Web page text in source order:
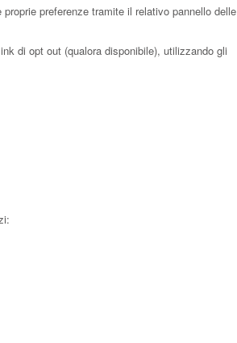
preferenze tramite il relativo pannello delle
di opt out (qualora disponibile), utilizzando gli